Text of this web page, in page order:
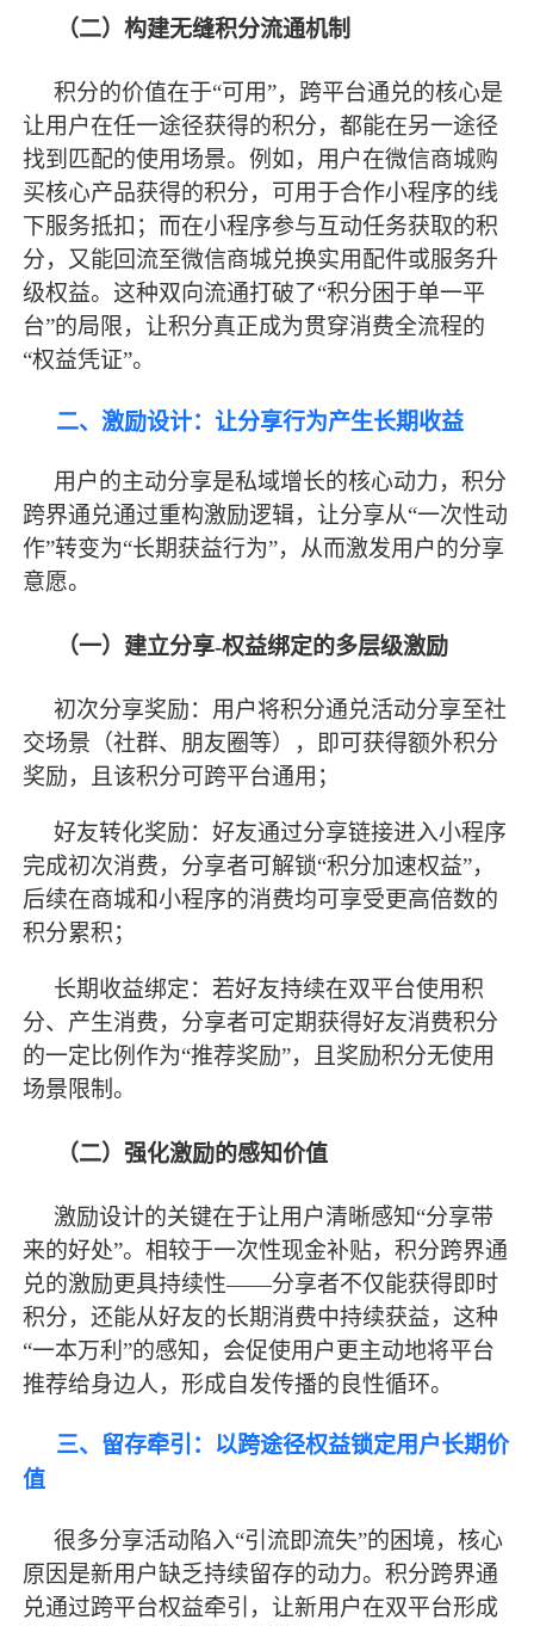
（二）构建无缝积分流通机制
积分的价值在于“可用”，跨平台通兑的核心是
让用户在任一途径获得的积分，都能在另一途径
找到匹配的使用场景。例如，用户在微信商城购
买核心产品获得的积分，可用于合作小程序的线
下服务抵扣；而在小程序参与互动任务获取的积
分，又能回流至微信商城兑换实用配件或服务升
级权益。这种双向流通打破了“积分困于单一平
台”的局限，让积分真正成为贯穿消费全流程的
“权益凭证”。
二、激励设计：让分享行为产生长期收益
用户的主动分享是私域增长的核心动力，积分
跨界通兑通过重构激励逻辑，让分享从“一次性动
作”转变为“长期获益行为”，从而激发用户的分享
意愿。
（一）建立分享-权益绑定的多层级激励
初次分享奖励：用户将积分通兑活动分享至社
交场景（社群、朋友圈等），即可获得额外积分
奖励，且该积分可跨平台通用；
好友转化奖励：好友通过分享链接进入小程序
完成初次消费，分享者可解锁“积分加速权益”，
后续在商城和小程序的消费均可享受更高倍数的
积分累积；
长期收益绑定：若好友持续在双平台使用积
分、产生消费，分享者可定期获得好友消费积分
的一定比例作为“推荐奖励”，且奖励积分无使用
场景限制。
（二）强化激励的感知价值
激励设计的关键在于让用户清晰感知“分享带
来的好处”。相较于一次性现金补贴，积分跨界通
兑的激励更具持续性——分享者不仅能获得即时
积分，还能从好友的长期消费中持续获益，这种
“一本万利”的感知，会促使用户更主动地将平台
推荐给身边人，形成自发传播的良性循环。
三、留存牵引：以跨途径权益锁定用户长期价
值
很多分享活动陷入“引流即流失”的困境，核心
原因是新用户缺乏持续留存的动力。积分跨界通
兑通过跨平台权益牵引，让新用户在双平台形成